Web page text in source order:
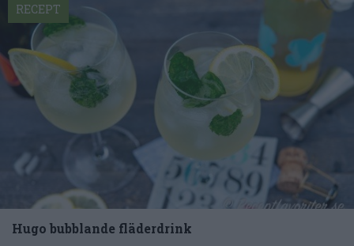
Hugo bubblande fläderdrink
RECEPT